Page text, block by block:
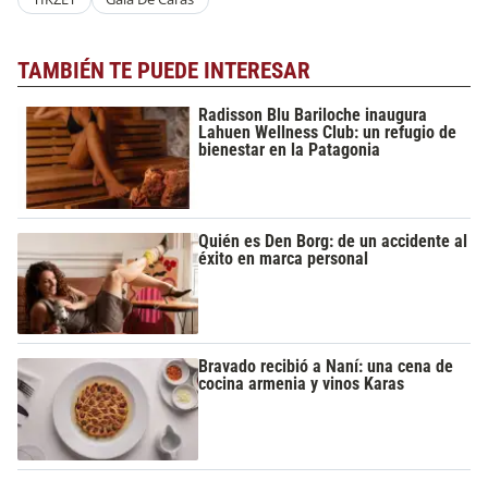
TAMBIÉN TE PUEDE INTERESAR
Radisson Blu Bariloche inaugura
Lahuen Wellness Club: un refugio de
bienestar en la Patagonia
Quién es Den Borg: de un accidente al
éxito en marca personal
Bravado recibió a Naní: una cena de
cocina armenia y vinos Karas